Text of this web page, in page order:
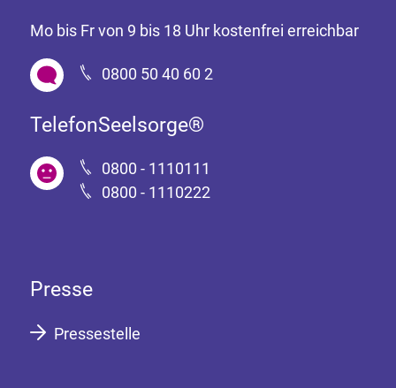
Mo bis Fr von 9 bis 18 Uhr kostenfrei erreichbar
0800 50 40 60 2
TelefonSeelsorge®
0800 - 1110111
0800 - 1110222
Presse
Pressestelle